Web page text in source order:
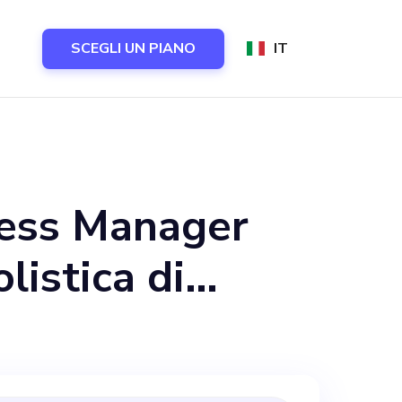
SCEGLI UN PIANO IT
Manager
di